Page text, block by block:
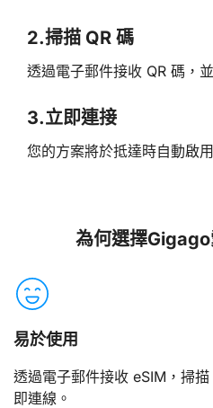
2.掃描 QR 碼
透過電子郵件接收 QR 碼，
3.立即連接
您的方案將於抵達時自動啟
為何選擇
易於使用
透過電子郵件接收 eSIM，掃
即連線。